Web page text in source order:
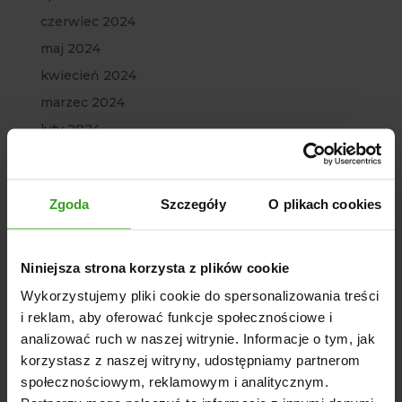
Zgoda Szczegóły O plikach cookies
Niniejsza strona korzysta z plików cookie
Wykorzystujemy pliki cookie do spersonalizowania treści
i reklam, aby oferować funkcje społecznościowe i
analizować ruch w naszej witrynie. Informacje o tym, jak
korzystasz z naszej witryny, udostępniamy partnerom
społecznościowym, reklamowym i analitycznym.
czerwiec 2024
maj 2024
kwiecień 2024
marzec 2024
luty 2024
listopad 2023
wrzesień 2023
lipiec 2023
czerwiec 2023
maj 2023
marzec 2023
luty 2023